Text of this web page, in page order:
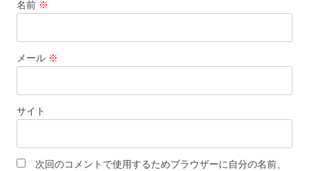
名前 ※
メール ※
サイト
次回のコメントで使用するためブラウザーに自分の名前、